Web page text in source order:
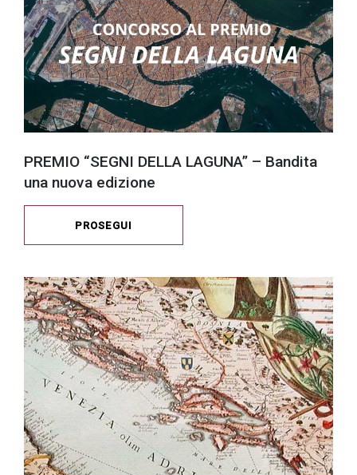
PREMIO “SEGNI DELLA LAGUNA” – Bandita
una nuova edizione
PROSEGUI